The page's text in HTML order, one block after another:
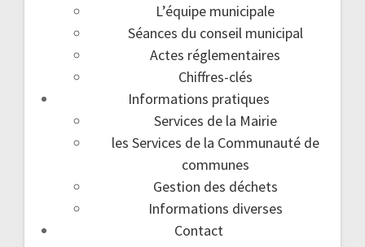
L’équipe municipale
Séances du conseil municipal
Actes réglementaires
Chiffres-clés
Informations pratiques
Services de la Mairie
les Services de la Communauté de
communes
Gestion des déchets
Informations diverses
Contact